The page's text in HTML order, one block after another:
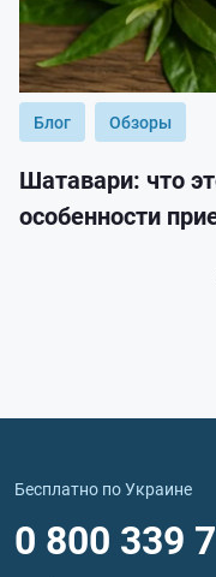
Блог Обзоры
Шатавари: что
особенности
Бесплатно по Украине
0 800 339